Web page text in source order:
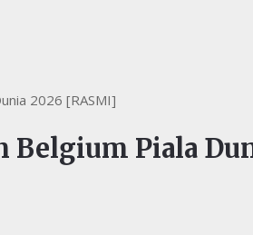
2026 [RASMI]
Belgium Piala